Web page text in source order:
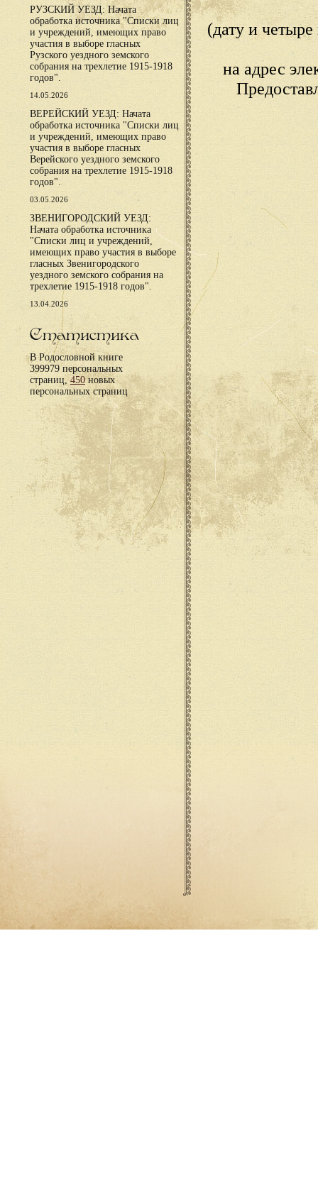
РУЗСКИЙ УЕЗД: Начата
обработка источника "Списки лиц
и учреждений, имеющих право
участия в выборе гласных
Рузского уездного земского
собрания на трехлетие 1915-1918
годов".
14.05.2026
ВЕРЕЙСКИЙ УЕЗД: Начата
обработка источника "Списки лиц
и учреждений, имеющих право
участия в выборе гласных
Верейского уездного земского
собрания на трехлетие 1915-1918
годов".
03.05.2026
ЗВЕНИГОРОДСКИЙ УЕЗД:
Начата обработка источника
"Списки лиц и учреждений,
имеющих право участия в выборе
гласных Звенигородского
уездного земского собрания на
трехлетие 1915-1918 годов".
13.04.2026
Статистика
В Родословной книге
399979 персональных
страниц,450новых
персональных страниц
(дату и
на адрес